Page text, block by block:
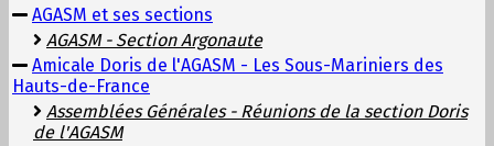
AGASM et ses sections
AGASM - Section Argonaute
Amicale Doris de l'AGASM - Les Sous-Mariniers des
Hauts-de-France
Assemblées Générales - Réunions de la section Doris
de l'AGASM